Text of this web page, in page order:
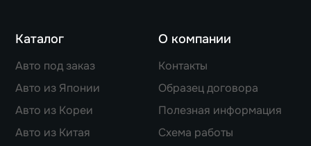
Каталог
Авто под заказ
Авто из Японии
Авто из Кореи
Авто из Китая
О компании
Контакты
Образец договора
Полезная информация
Схема работы